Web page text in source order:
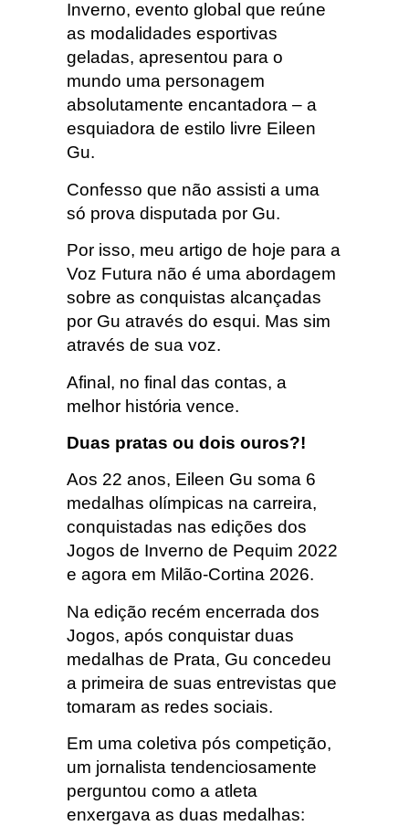
Inverno, evento global que reúne
as modalidades esportivas
geladas, apresentou para o
mundo uma personagem
absolutamente encantadora – a
esquiadora de estilo livre Eileen
Gu.
Confesso que não assisti a uma
só prova disputada por Gu.
Por isso, meu artigo de hoje para a
Voz Futura não é uma abordagem
sobre as conquistas alcançadas
por Gu através do esqui. Mas sim
através de sua voz.
Afinal, no final das contas, a
melhor história vence.
Duas pratas ou dois ouros?!
Aos 22 anos, Eileen Gu soma 6
medalhas olímpicas na carreira,
conquistadas nas edições dos
Jogos de Inverno de Pequim 2022
e agora em Milão-Cortina 2026.
Na edição recém encerrada dos
Jogos, após conquistar duas
medalhas de Prata, Gu concedeu
a primeira de suas entrevistas que
tomaram as redes sociais.
Em uma coletiva pós competição,
um jornalista tendenciosamente
perguntou como a atleta
enxergava as duas medalhas: